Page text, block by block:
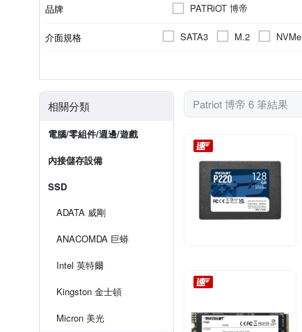
品牌 PATRiOT 博帝
介面規格 SATA3 M.2 NVMe
相關分類
電腦/零組件/週邊/遊戲
內接儲存設備
SSD
ADATA 威剛
ANACOMDA 巨蟒
Intel 英特爾
Kingston 金士頓
Micron 美光
Patriot 博帝 6 筆結果